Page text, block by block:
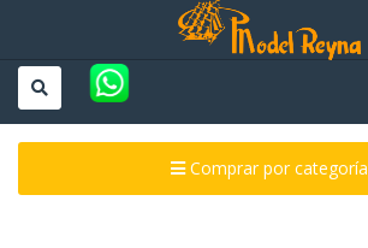
Comprar por categoría